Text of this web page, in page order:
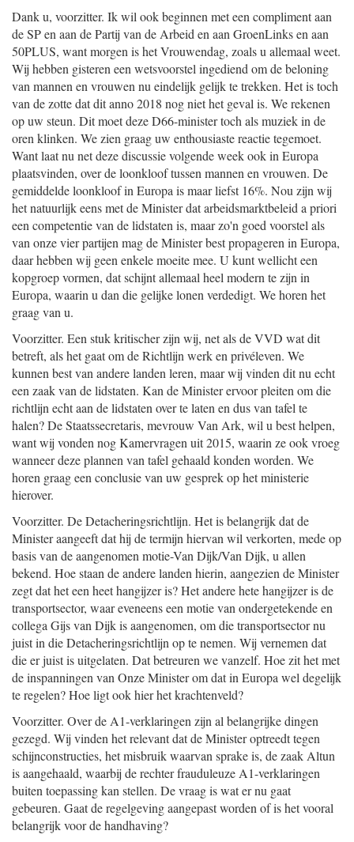
Dank u, voorzitter. Ik wil ook beginnen met een compliment aan
de SP en aan de Partij van de Arbeid en aan GroenLinks en aan
50PLUS, want morgen is het Vrouwendag, zoals u allemaal weet.
Wij hebben gisteren een wetsvoorstel ingediend om de beloning
van mannen en vrouwen nu eindelijk gelijk te trekken. Het is toch
van de zotte dat dit anno 2018 nog niet het geval is. We rekenen
op uw steun. Dit moet deze D66-minister toch als muziek in de
oren klinken. We zien graag uw enthousiaste reactie tegemoet.
Want laat nu net deze discussie volgende week ook in Europa
plaatsvinden, over de loonkloof tussen mannen en vrouwen. De
gemiddelde loonkloof in Europa is maar liefst 16%. Nou zijn wij
het natuurlijk eens met de Minister dat arbeidsmarktbeleid a priori
een competentie van de lidstaten is, maar zo'n goed voorstel als
van onze vier partijen mag de Minister best propageren in Europa,
daar hebben wij geen enkele moeite mee. U kunt wellicht een
kopgroep vormen, dat schijnt allemaal heel modern te zijn in
Europa, waarin u dan die gelijke lonen verdedigt. We horen het
graag van u.
Voorzitter. Een stuk kritischer zijn wij, net als de VVD wat dit
betreft, als het gaat om de Richtlijn werk en privéleven. We
kunnen best van andere landen leren, maar wij vinden dit nu echt
een zaak van de lidstaten. Kan de Minister ervoor pleiten om die
richtlijn echt aan de lidstaten over te laten en dus van tafel te
halen? De Staatssecretaris, mevrouw Van Ark, wil u best helpen,
want wij vonden nog Kamervragen uit 2015, waarin ze ook vroeg
wanneer deze plannen van tafel gehaald konden worden. We
horen graag een conclusie van uw gesprek op het ministerie
hierover.
Voorzitter. De Detacheringsrichtlijn. Het is belangrijk dat de
Minister aangeeft dat hij de termijn hiervan wil verkorten, mede op
basis van de aangenomen motie-Van Dijk/Van Dijk, u allen
bekend. Hoe staan de andere landen hierin, aangezien de Minister
zegt dat het een heet hangijzer is? Het andere hete hangijzer is de
transportsector, waar eveneens een motie van ondergetekende en
collega Gijs van Dijk is aangenomen, om die transportsector nu
juist in die Detacheringsrichtlijn op te nemen. Wij vernemen dat
die er juist is uitgelaten. Dat betreuren we vanzelf. Hoe zit het met
de inspanningen van Onze Minister om dat in Europa wel degelijk
te regelen? Hoe ligt ook hier het krachtenveld?
Voorzitter. Over de A1-verklaringen zijn al belangrijke dingen
gezegd. Wij vinden het relevant dat de Minister optreedt tegen
schijnconstructies, het misbruik waarvan sprake is, de zaak Altun
is aangehaald, waarbij de rechter frauduleuze A1-verklaringen
buiten toepassing kan stellen. De vraag is wat er nu gaat
gebeuren. Gaat de regelgeving aangepast worden of is het vooral
belangrijk voor de handhaving?